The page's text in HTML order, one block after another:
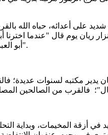
على أعدائه، حباه الله
يوم قال "عندما اخترنا
أبو العبد الأقدم بيننا ولا الأكبر سناً، لكنّه كان الأكثر إجماعاً وحباً بين الجميع".
يدير مكتبه لسنوات
أزقة المخيمات، وبداية